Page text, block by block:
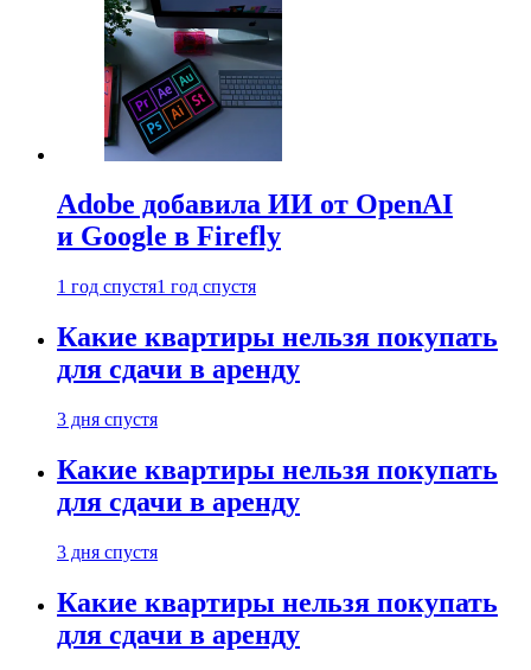
Adobe добавила ИИ от OpenAI
и Google в Firefly
1 год спустя1 год спустя
Какие квартиры нельзя покупать
для сдачи в аренду
3 дня спустя
Какие квартиры нельзя покупать
для сдачи в аренду
3 дня спустя
Какие квартиры нельзя покупать
для сдачи в аренду